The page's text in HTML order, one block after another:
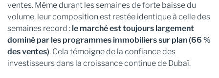
ventes. Même durant les semaines de forte baisse du
volume, leur composition est restée identique à celle des
semaines record : le marché est toujours largement
dominé par les programmes immobiliers sur plan (66 %
des ventes). Cela témoigne de la confiance des
investisseurs dans la croissance continue de Dubaï.